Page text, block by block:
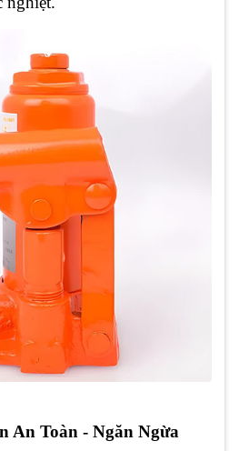
An Toàn - Ngăn Ngừa